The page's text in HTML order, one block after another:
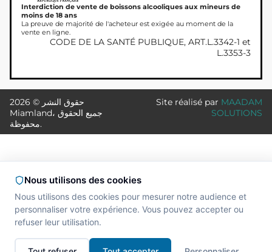
Interdiction de vente de boissons alcooliques aux mineurs de
moins de 18 ans
La preuve de majorité de l'acheteur est exigée au moment de la
vente en ligne.
CODE DE LA SANTÉ PUBLIQUE, ART.L.3342-1 et
L.3353-3
حقوق النشر © 2026
Miamland، جميع الحقوق
محفوظة.
Site réalisé par MAADAM
SOLUTIONS
Nous utilisons des cookies
Nous utilisons des cookies pour mesurer notre audience et
personnaliser votre expérience. Vous pouvez accepter ou
refuser leur utilisation.